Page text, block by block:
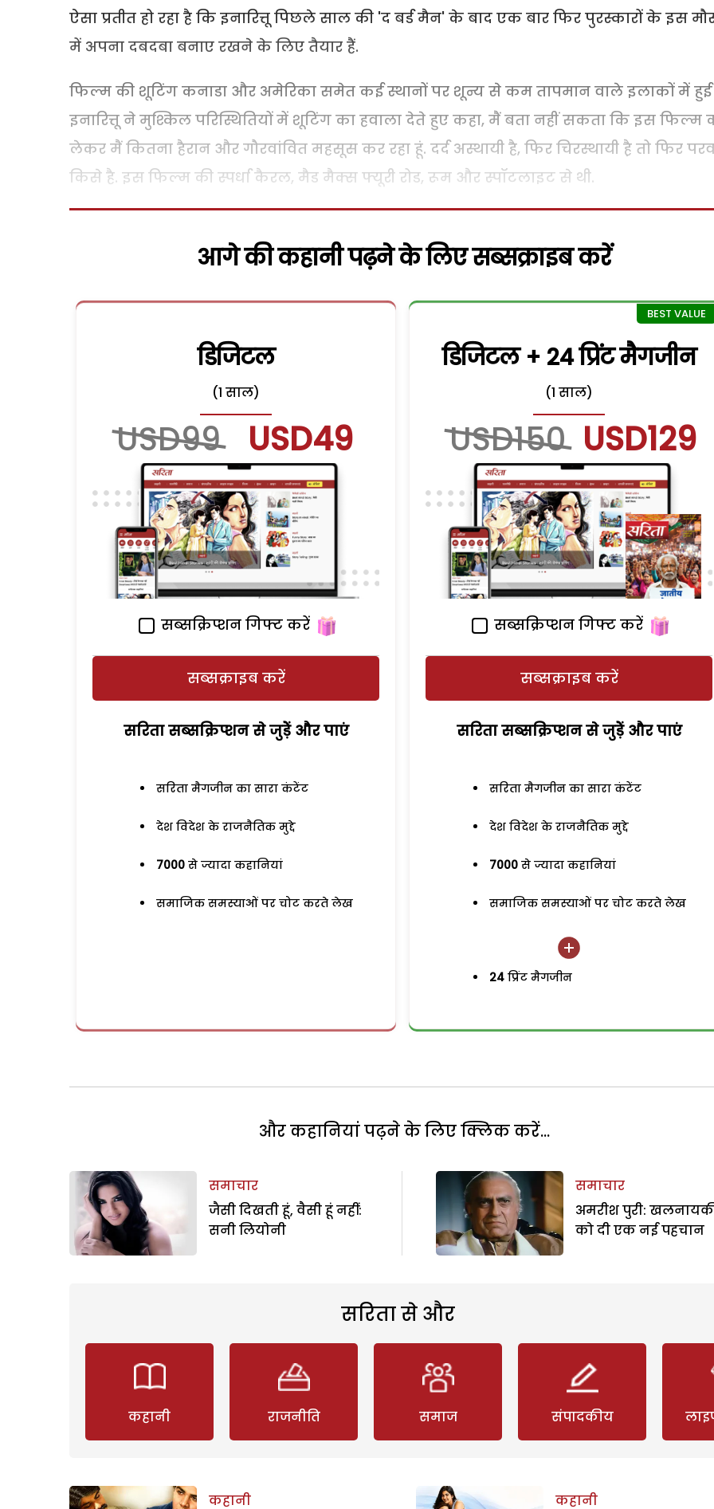
ऐसा प्रतीत हो रहा है कि इनारित्तू पिछले साल की 'द बर्ड मैन' के बाद एक बार फिर पुरस्कारों के इस
में अपना दबदबा बनाए रखने के लिए तैयार हैं.
फिल्म की शूटिंग कनाडा और अमेरिका समेत कई स्थानों पर शून्य से कम तापमान वाले इलाकों में हुई
इनारित्तू ने मुश्किल परिस्थितियों में शूटिंग का हवाला देते हुए कहा, मैं बता नहीं सकता कि इस फिल्म
लेकर मैं कितना हैरान और गौरवांवित महसूस कर रहा हूं. दर्द अस्थायी है, फिर चिरस्थायी है़ तो फिर
किसे है. इस फिल्म की स्पर्धा कैरल, मैड मैक्स फ्यूरी रोड, रूम और स्पॉटलाइट से थी.
आगे की कहानी पढ़ने के लिए सब्सक्राइब करें
डिजिटल
(1 साल)
USD99 USD49
सब्सक्रिप्शन गिफ्ट करें
सब्सक्राइब करें
सरिता सब्सक्रिप्शन से जुड़ेें और पाएं
सरिता मैगजीन का सारा कंटेंट
देश विदेश के राजनैतिक मुद्दे
7000 से ज्यादा कहानियां
समाजिक समस्याओं पर चोट करते लेख
डिजिटल + 24 प्रिंट मैगजीन
(1 साल)
USD150 USD129
सब्सक्रिप्शन गिफ्ट करें
सब्सक्राइब करें
सरिता सब्सक्रिप्शन से जुड़ेें और पाएं
सरिता मैगजीन का सारा कंटेंट
देश विदेश के राजनैतिक मुद्दे
7000 से ज्यादा कहानियां
समाजिक समस्याओं पर चोट करते लेख
24 प्रिंट मैगजीन
और कहानियां पढ़ने के लिए क्लिक करें...
समाचार
जैसी दिखती हूं, वैसी हूं नहीं:
सनी लियोनी
समाचार
अमरीश पुरी:
को दी एक नई पहचान
सरिता से और
कहानी राजनीति समाज संपादकीय
कहानी कहानी